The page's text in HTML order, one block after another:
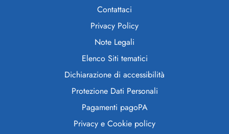
Contattaci
Privacy Policy
Note Legali
Elenco Siti tematici
Dichiarazione di accessibilità
Protezione Dati Personali
Pagamenti pagoPA
Privacy e Cookie policy